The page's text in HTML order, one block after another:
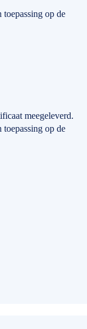
op de
meegeleverd.
op de